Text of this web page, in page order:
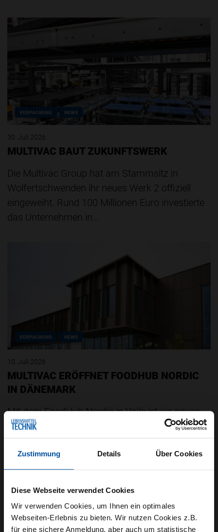
Zustimmung Details Über Cookies
Diese Webseite verwendet Cookies
Wir verwenden Cookies, um Ihnen ein optimales
Webseiten-Erlebnis zu bieten. Wir nutzen Cookies z.B.
für eine sichere Anmeldung, aber auch um statistische
VERPACKUNG NEWS
30. Juli 2026
MULTIVAC BAUT ZUKUNFTSWERK
Die Multivac Group hat am Stammsitz in
Wolfertschwenden ihr neues Werk 2 offiziell
eingeweiht. Rund 100 Millionen Euro investierte
das Unternehmen in…
VERPACKUNG NEWS
10. Juli 2026
MULTIVAC ERÖFFNET FOODHUB NORDIC
IN DÄNEMARK
Mit dem FoodHub Nordic in Vejle ist ein neues
Kompetenzzentrum für
Lebensmittelinnovationen entstanden. Auf 1.300
Quadratmetern können Kunden aus den…